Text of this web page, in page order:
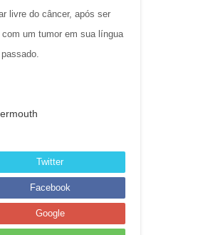
livre do câncer, após ser
um tumor em sua língua
Twitter
Facebook
Google